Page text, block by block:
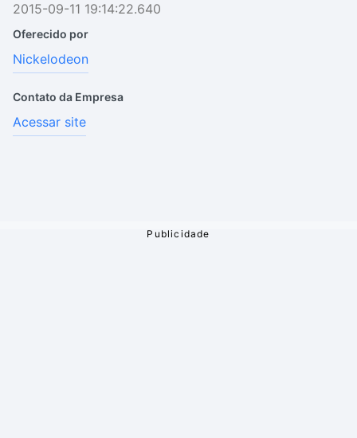
2015-09-11 19:14:22.640
Oferecido por
Nickelodeon
Contato da Empresa
Acessar site